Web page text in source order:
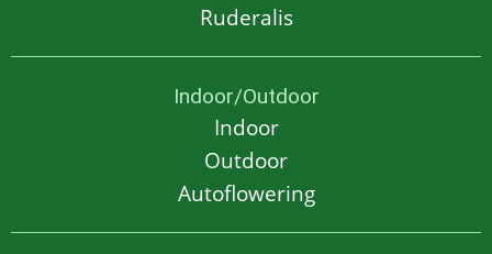
Ruderalis
Indoor/Outdoor
Indoor
Outdoor
Autoflowering